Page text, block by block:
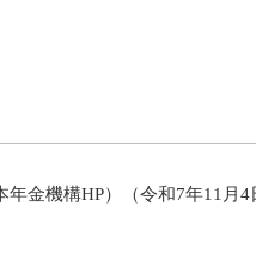
年金機構HP）（令和7年11月4